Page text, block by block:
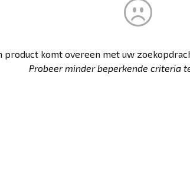
product komt overeen met uw
Probeer minder beperkende criteria